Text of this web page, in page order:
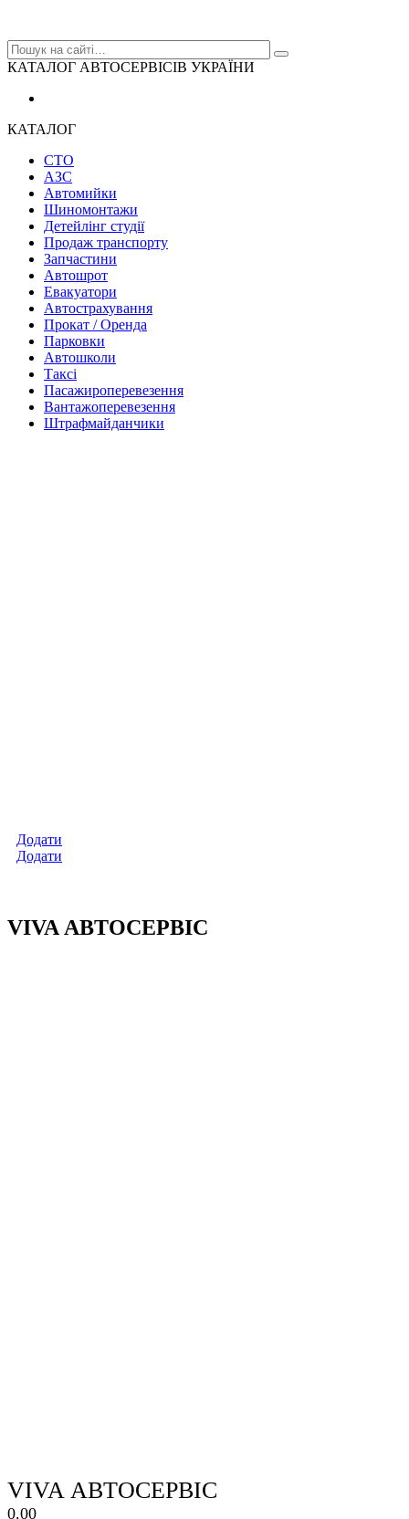
КАТАЛОГ АВТОСЕРВІСІВ УКРАЇНИ
КАТАЛОГ
СТО
АЗС
Автомийки
Шиномонтажи
Детейлінг студії
Продаж транспорту
Запчастини
Автошрот
Евакуатори
Автострахування
Прокат / Оренда
Парковки
Автошколи
Таксі
Пасажироперевезення
Вантажоперевезення
Штрафмайданчики
Додати
Додати
VIVA АВТОСЕРВІС
VIVA АВТОСЕРВІС
0.00